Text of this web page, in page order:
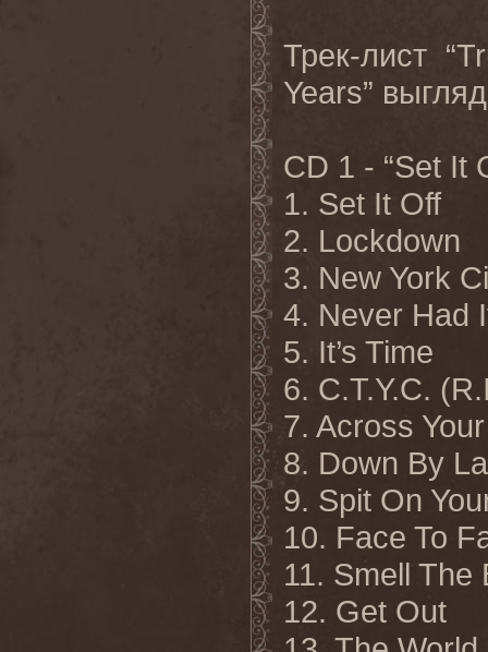
Трек-лист
Years”
CD 1 - “Set It
1. Set It Off
2. Lockdown
3. New York
4. Never Had
5. It’s Time
6. C.T.Y.C.
7. Across
8. Down By
9. Spit On
10. Face To
11. Smell The
12. Get Out